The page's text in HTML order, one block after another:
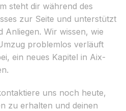
steht dir während des
zur Seite und unterstützt
Anliegen. Wir wissen, wie
problemlos verläuft
ein neues Kapitel in Aix-
uns noch heute,
zu erhalten und deinen